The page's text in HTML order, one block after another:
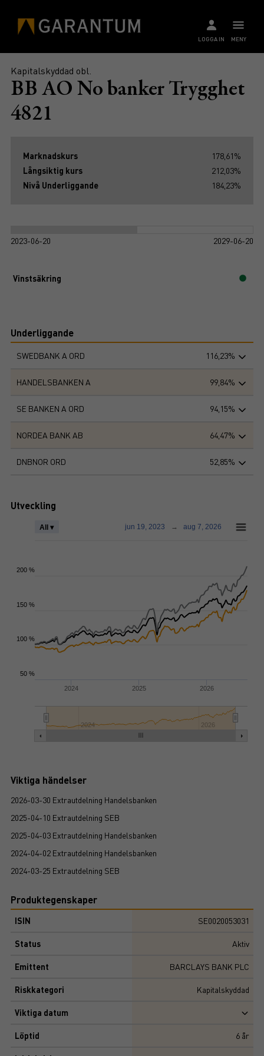
MENY
LOGGA IN
Kapitalskyddad obl.
BB AO No banker Trygghet
4821
Marknadskurs
178,61%
Långsiktig kurs
212,03%
Nivå Underliggande
184,23%
2023-06-20 2029-06-20
Vinstsäkring
Underliggande
SWEDBANK A ORD 116,23%
HANDELSBANKEN A 99,84%
SE BANKEN A ORD 94,15%
NORDEA BANK AB 64,47%
DNBNOR ORD 52,85%
Utveckling
2024 2025 2026
2024 2026
All ▾ jun 19, 2023 → aug 7, 2026
50 %
100 %
150 %
200 %
Viktiga händelser
2026-03-30 Extrautdelning Handelsbanken
2025-04-10 Extrautdelning SEB
2025-04-03 Extrautdelning Handelsbanken
2024-04-02 Extrautdelning Handelsbanken
2024-03-25 Extrautdelning SEB
Produktegenskaper
ISIN SE0020053031
Status Aktiv
Emittent BARCLAYS BANK PLC
Riskkategori Kapitalskyddad
Viktiga datum
Löptid 6 år